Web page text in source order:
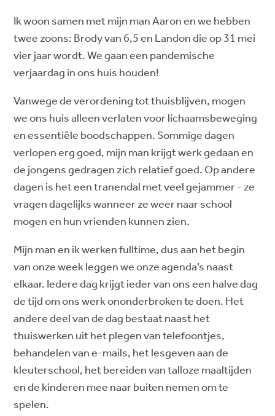
Ik woon samen met mijn man Aaron en we hebben
twee zoons: Brody van 6,5 en Landon die op 31 mei
vier jaar wordt. We gaan een pandemische
verjaardag in ons huis houden!
Vanwege de verordening tot thuisblijven, mogen
we ons huis alleen verlaten voor lichaamsbeweging
en essentiële boodschappen. Sommige dagen
verlopen erg goed, mijn man krijgt werk gedaan en
de jongens gedragen zich relatief goed. Op andere
dagen is het een tranendal met veel gejammer - ze
vragen dagelijks wanneer ze weer naar school
mogen en hun vrienden kunnen zien.
Mijn man en ik werken fulltime, dus aan het begin
van onze week leggen we onze agenda’s naast
elkaar. Iedere dag krijgt ieder van ons een halve dag
de tijd om ons werk ononderbroken te doen. Het
andere deel van de dag bestaat naast het
thuiswerken uit het plegen van telefoontjes,
behandelen van e-mails, het lesgeven aan de
kleuterschool, het bereiden van talloze maaltijden
en de kinderen mee naar buiten nemen om te
spelen.